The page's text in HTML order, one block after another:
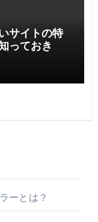
サイトの特
っておきた
ーとは？